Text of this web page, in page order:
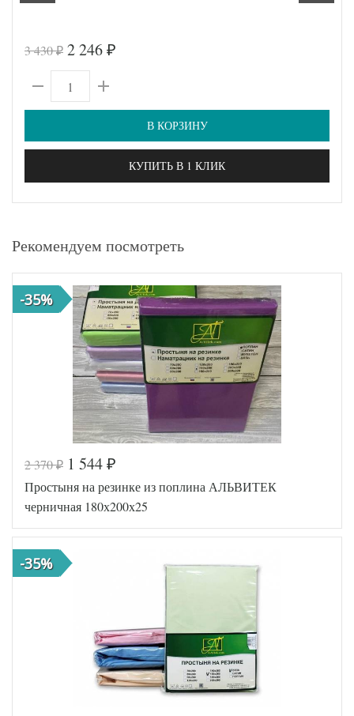
3 430₽ 2 246 ₽
В КОРЗИНУ
КУПИТЬ В 1 КЛИК
Рекомендуем посмотреть
-35%
2 370₽ 1 544 ₽
Простыня на резинке из поплина АЛЬВИТЕК
черничная 180х200х25
-35%